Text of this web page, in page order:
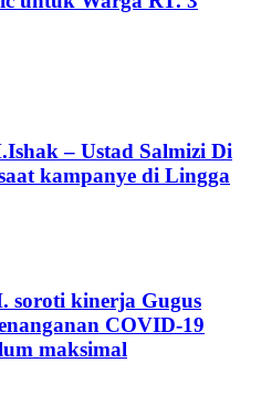
– Ustad Salmizi Di
kampanye di Lingga
soroti kinerja Gugus
COVID-19
maksimal